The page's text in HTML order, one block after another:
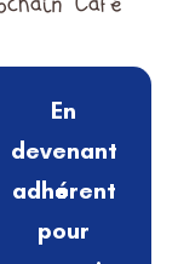
Café
En
devenant
adhérent
pour